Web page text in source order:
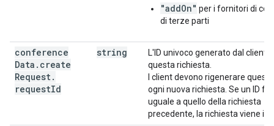
"addOn" per i fornitori di
di terze parti
conference
Data . create
Request.
requestId
string
L'ID univoco generato dal client
questa richiesta.
I client devono rigenerare
ogni nuova richiesta. Se un ID
uguale a quello della richiesta
precedente, la richiesta viene